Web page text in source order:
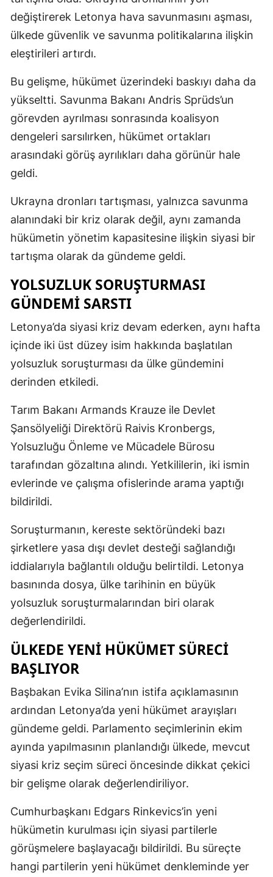
değiştirerek Letonya hava savunmasını aşması,
ülkede güvenlik ve savunma politikalarına ilişkin
eleştirileri artırdı.
Bu gelişme, hükümet üzerindeki baskıyı daha da
yükseltti. Savunma Bakanı Andris Sprüds’un
görevden ayrılması sonrasında koalisyon
dengeleri sarsılırken, hükümet ortakları
arasındaki görüş ayrılıkları daha görünür hale
geldi.
Ukrayna dronları tartışması, yalnızca savunma
alanındaki bir kriz olarak değil, aynı zamanda
hükümetin yönetim kapasitesine ilişkin siyasi bir
tartışma olarak da gündeme geldi.
YOLSUZLUK SORUŞTURMASI
GÜNDEMI SARSTI
Letonya’da siyasi kriz devam ederken, aynı hafta
içinde iki üst düzey isim hakkında başlatılan
yolsuzluk soruşturması da ülke gündemini
derinden etkiledi.
Tarım Bakanı Armands Krauze ile Devlet
Şansölyeliği Direktörü Raivis Kronbergs,
Yolsuzluğu Önleme ve Mücadele Bürosu
tarafından gözaltına alındı. Yetkililerin, iki ismin
evlerinde ve çalışma ofislerinde arama yaptığı
bildirildi.
Soruşturmanın, kereste sektöründeki bazı
şirketlere yasa dışı devlet desteği sağlandığı
iddialarıyla bağlantılı olduğu belirtildi. Letonya
basınında dosya, ülke tarihinin en büyük
yolsuzluk soruşturmalarından biri olarak
değerlendirildi.
ÜLKEDE YENI HÜKÜMET SÜRECI
BAŞLIYOR
Başbakan Evika Silina’nın istifa açıklamasının
ardından Letonya’da yeni hükümet arayışları
gündeme geldi. Parlamento seçimlerinin ekim
ayında yapılmasının planlandığı ülkede, mevcut
siyasi kriz seçim süreci öncesinde dikkat çekici
bir gelişme olarak değerlendiriliyor.
Cumhurbaşkanı Edgars Rinkevics’in yeni
hükümetin kurulması için siyasi partilerle
görüşmelere başlayacağı bildirildi. Bu süreçte
hangi partilerin yeni hükümet denkleminde yer